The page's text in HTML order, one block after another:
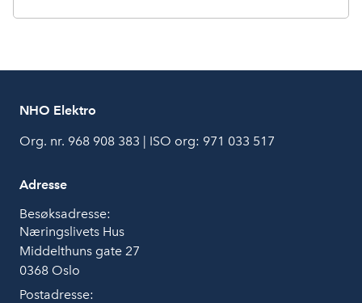
k
n
NHO Elektro
Org. nr. 968 908 383 | ISO org: 971 033 517
Adresse
Besøksadresse:
Næringslivets Hus
Middelthuns gate 27
0368 Oslo
Postadresse: